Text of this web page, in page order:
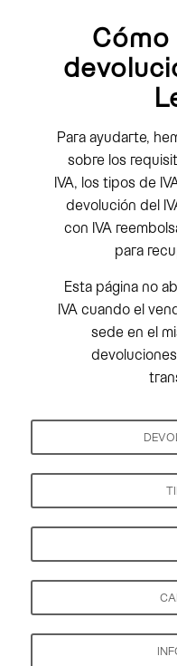
Para ayudarte,
sobre los
IVA, los tipos de
devolución del
con IVA
para
Esta página no
IVA cuando el
sede en el